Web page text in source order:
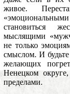
живое.
становиться
мыслящими
не только
смыслом. И
желающих
Ненецком
пределами.